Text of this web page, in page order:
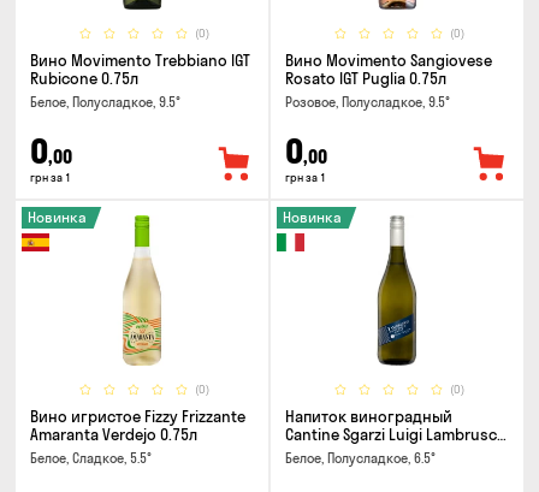
(0)
Вино Movimento Trebbiano IGT
Rubicone 0.75л
Белое, Полусладкое, 9.5°
0,00
грн за 1
(0)
Вино Movimento Sangiovese
Rosato IGT Puglia 0.75л
Розовое, Полусладкое, 9.5°
0,00
грн за 1
(0)
Новинка
Вино игристое Fizzy Frizzante
Amaranta Verdejo 0.75л
Белое, Сладкое, 5.5°
(0)
Новинка
Напиток виноградный
Cantine Sgarzi Luigi Lambrusco
IGT Emilia Bianca Frizziante
0.75л
Белое, Полусладкое, 6.5°